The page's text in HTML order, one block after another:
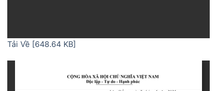
Tải Về [648.64 KB]